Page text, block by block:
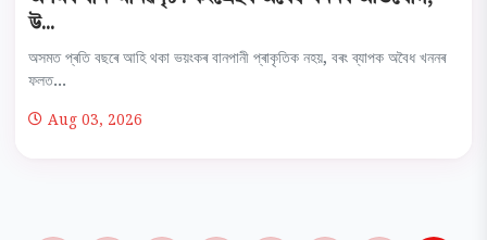
উ...
অসমত প্ৰতি বছৰে আহি থকা ভয়ংকৰ বানপানী প্ৰাকৃতিক নহয়, বৰং ব্যাপক অবৈধ খননৰ
ফলত...
Aug 03, 2026